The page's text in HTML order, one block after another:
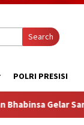
Search
POLRI PRESISI
Talangame